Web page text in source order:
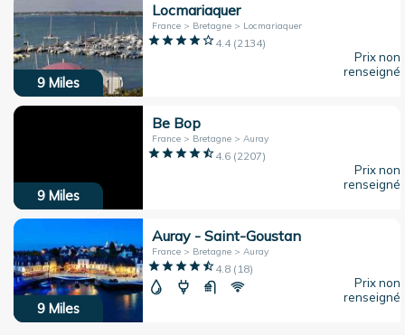
9 Miles
Locmariaquer
France > Bretagne > Locmariaquer
4.4(2134)
Prix non
renseigné
9 Miles
Be Bop
France > Bretagne > Auray
4.6(2207)
Prix non
renseigné
9 Miles
Auray - Saint-Goustan
France > Bretagne > Auray
4.8( 18)
Prix non
renseigné